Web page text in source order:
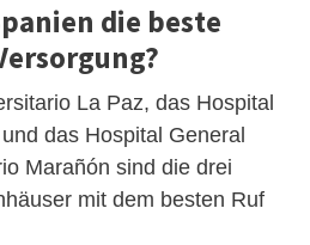
die beste
La Paz, das Hospital
das Hospital General
Marañón sind die drei
mit dem besten Ruf